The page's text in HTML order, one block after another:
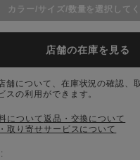
カラー/サイズ/数量を選択して
店舗の在庫を見る
舗について、在庫状況の確認、
スの利用ができます。
について返品・交換について
取り寄せサービスについて